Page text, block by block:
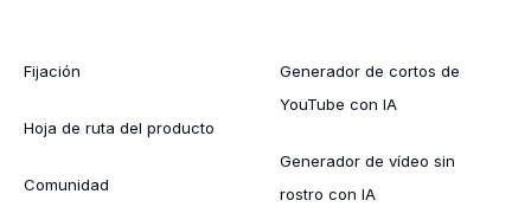
Fijación
Hoja de ruta del producto
Comunidad
Generador de cortos de
YouTube con IA
Generador de vídeo sin
rostro con IA